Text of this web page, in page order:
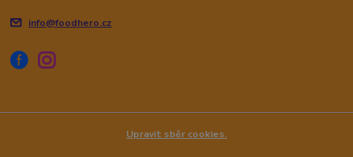
info@foodhero.cz
Upravit sběr cookies.